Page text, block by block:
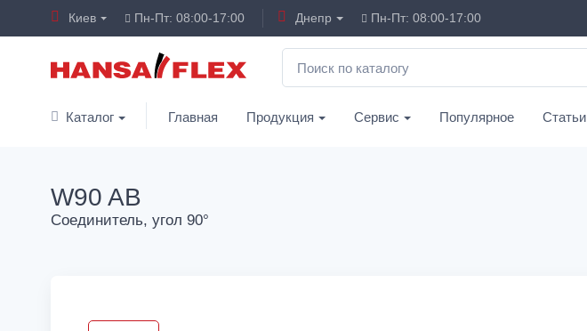
Киев Пн-Пт: 08:00-17:00 Днепр Пн-Пт: 08:00-17:00
Каталог Главная Продукция Сервис Популярное Статьи
W90 AB
Соединитель, угол 90°